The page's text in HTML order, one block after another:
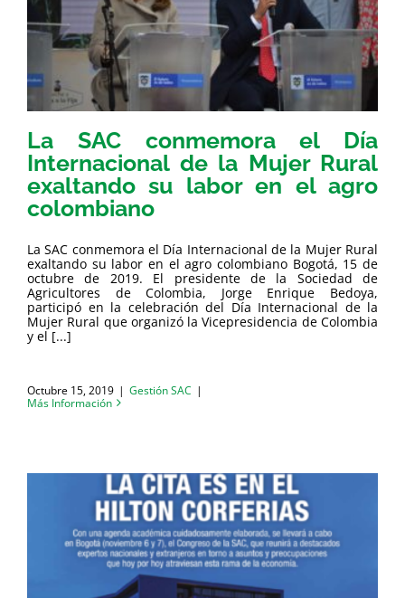
La SAC conmemora el Día
Internacional de la Mujer Rural
exaltando su labor en el agro
colombiano
La SAC conmemora el Día Internacional de la Mujer Rural
exaltando su labor en el agro colombiano Bogotá, 15 de
octubre de 2019. El presidente de la Sociedad de
Agricultores de Colombia, Jorge Enrique Bedoya,
participó en la celebración del Día Internacional de la
Mujer Rural que organizó la Vicepresidencia de Colombia
y el [...]
Octubre 15, 2019 | Gestión SAC |
Más Información